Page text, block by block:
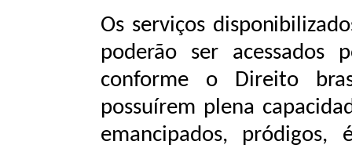
Os serviços
poderão
ser acessados
conforme o Direito
possuírem plena
emancipados,
pródigos,